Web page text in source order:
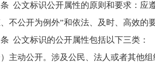
公文标识公开属性的原则和要求：应
不公开为例外”和依法、及时、高效的
公文标识的公开属性包括以下三类：
）主动公开。涉及公民、法人或者其他